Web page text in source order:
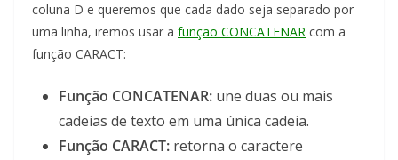
coluna D e queremos que cada dado seja separado por
uma linha, iremos usar a função CONCATENAR com a
função CARACT:
Função CONCATENAR: une duas ou mais
cadeias de texto em uma única cadeia.
Função CARACT: retorna o caractere